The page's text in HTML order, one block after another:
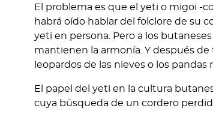
El problema es que el yeti o migoi -
habrá oído hablar del folclore de su
yeti en persona. Pero a los
mantienen la armonía. Y después
leopardos de las nieves o los
El papel del yeti en la cultura
cuya búsqueda de un cordero